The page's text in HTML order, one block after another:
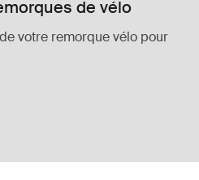
de vélo
votre remorque vélo pour